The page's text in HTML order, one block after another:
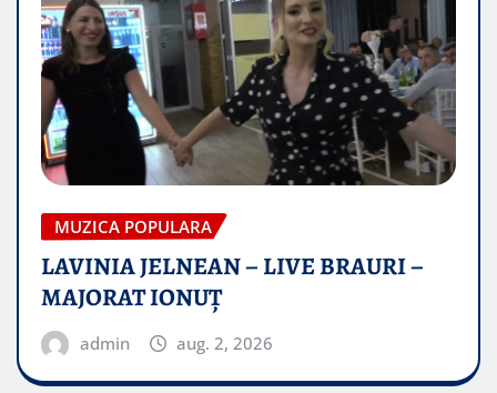
MUZICA POPULARA
LAVINIA JELNEAN – LIVE BRAURI –
MAJORAT IONUŢ
admin aug. 2, 2026